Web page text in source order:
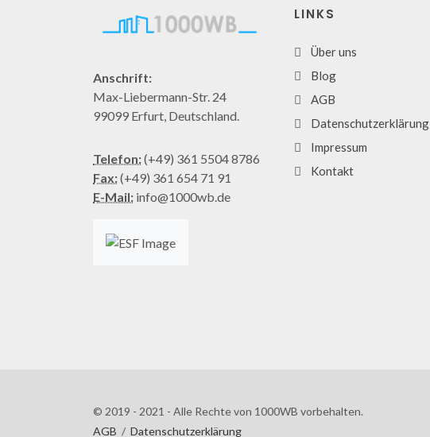
Anschrift:
Max-Liebermann-Str. 24
99099 Erfurt, Deutschland.
Telefon:(+49) 361 5504 8786
Fax:(+49) 361 654 71 91
E-Mail: info@1000wb.de
LINKS
Über uns
Blog
AGB
Datenschutzerklärung
Impressum
Kontakt
© 2019 - 2021 - Alle Rechte von 1000WB vorbehalten.
AGB / Datenschutzerklärung